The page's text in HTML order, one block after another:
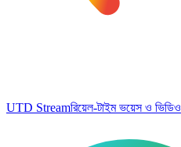
UTD Streamরিয়েল-টাইম ভয়েস ও ভিডিও